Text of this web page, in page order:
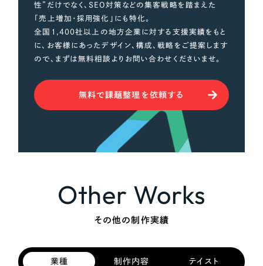
性”だけでなく、SEO対策などの集客戦略を踏まえた
「売上増加・採用強化」にも特化。
全国1,400社以上の地方企業に対する支援実績をもと
に、お客様にあったデザイン、構成、戦略をご提案します
ので、まずは無料相談よりお問い合わせくださいませ。
無料で課題整理を依頼する
Other Works
その他の制作実績
業種 制作内容 テイスト